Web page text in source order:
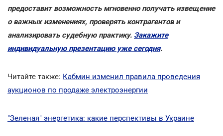
предоставит возможность мгновенно получать извещение
о важных изменениях, проверять контрагентов и
анализировать судебную практику. Закажите
индивидуальную презентацию уже сегодня.
Читайте также: Кабмин изменил правила проведения
аукционов по продаже электроэнергии
"Зеленая" энергетика: какие перспективы в Украине